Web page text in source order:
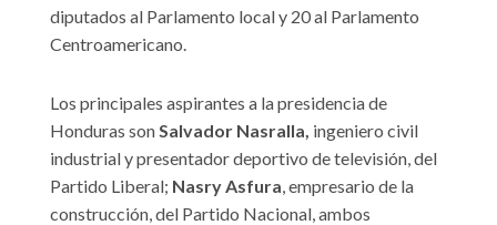
diputados al Parlamento local y 20 al Parlamento
Centroamericano.
Los principales aspirantes a la presidencia de
Honduras sonSalvador Nasralla, ingeniero civil
industrial y presentador deportivo de televisión, del
Partido Liberal; Nasry Asfura, empresario de la
construcción, del Partido Nacional, ambos